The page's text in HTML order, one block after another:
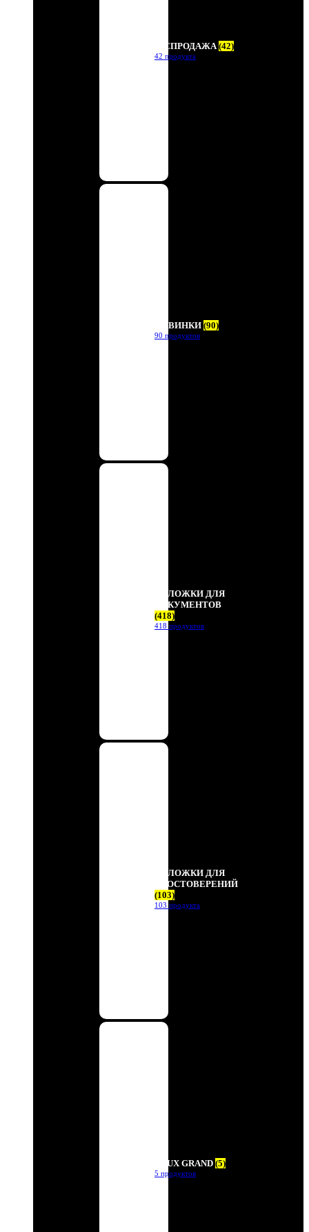
РАСПРОДАЖА(42)
42 продукта
НОВИНКИ (90)
90 продуктов
ОБЛОЖКИ ДЛЯ
ДОКУМЕНТОВ
(418)
418 продуктов
ОБЛОЖКИ ДЛЯ
УДОСТОВЕРЕНИЙ
(103)
103 продукта
DEUX GRAND (5)
5 продуктов